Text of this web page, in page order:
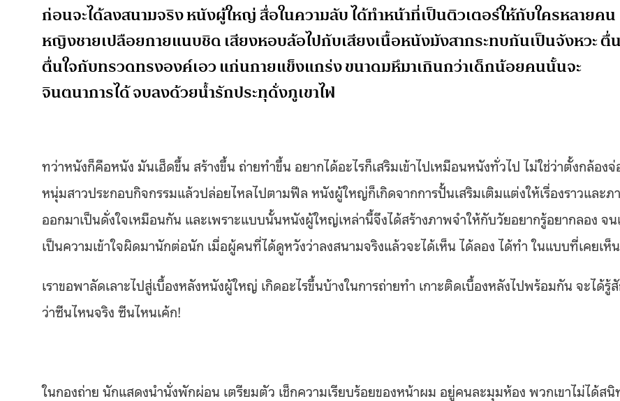
ก่อนจะได้ลงสนามจริง หนังผู้ใหญ่ สื่อในความลับ ได้ทำหน้าที่เป็นติวเตอร์ให้กับใครหลายคน
หญิงชายเปลือยกายแนบชิด เสียงหอบล้อไปกับเสียงเนื้อหนังมังสากระทบกันเป็นจังหวะ ตื่
ตื่นใจกับทรวดทรงองค์เอว แก่นกายแข็งแกร่ง ขนาดมหึมาเกินกว่าเด็กน้อยคนนั้นจะ
จินตนาการได้ จบลงด้วยน้ำรักประทุดั่งภูเขาไฟ
ทว่าหนังก็คือหนัง มันเฮ็ดขึ้น สร้างขึ้น ถ่ายทำขึ้น อยากได้อะไรก็เสริมเข้าไปเหมือนหนังทั่วไป ไม่ใช่ว่าตั้งกล้องจ่
หนุ่มสาวประกอบกิจกรรมแล้วปล่อยไหลไปตามฟีล หนังผู้ใหญ่ก็เกิดจากการปั้นเสริมเติมแต่งให้เรื่องราวและภ
ออกมาเป็นดั่งใจเหมือนกัน และเพราะแบบนั้นหนังผู้ใหญ่เหล่านี้จึงได้สร้างภาพจำให้กับวัยอยากรู้อยากลอง จน
เป็นความเข้าใจผิดมานักต่อนัก เมื่อผู้คนที่ได้ดูหวังว่าลงสนามจริงแล้วจะได้เห็น ได้ลอง ได้ทำ ในแบบที่เคยเห็
เราขอพาลัดเลาะไปสู่เบื้องหลังหนังผู้ใหญ่ เกิดอะไรขึ้นบ้างในการถ่ายทำ เกาะติดเบื้องหลังไปพร้อมกัน จะได้รู้
ว่าซีนไหนจริง ซีนไหนเค้ก!
ในกองถ่าย นักแสดงนำนั่งพักผ่อน เตรียมตัว เช็กความเรียบร้อยของหน้าผม อยู่คนละมุมห้อง พวกเขาไม่ได้สนิ